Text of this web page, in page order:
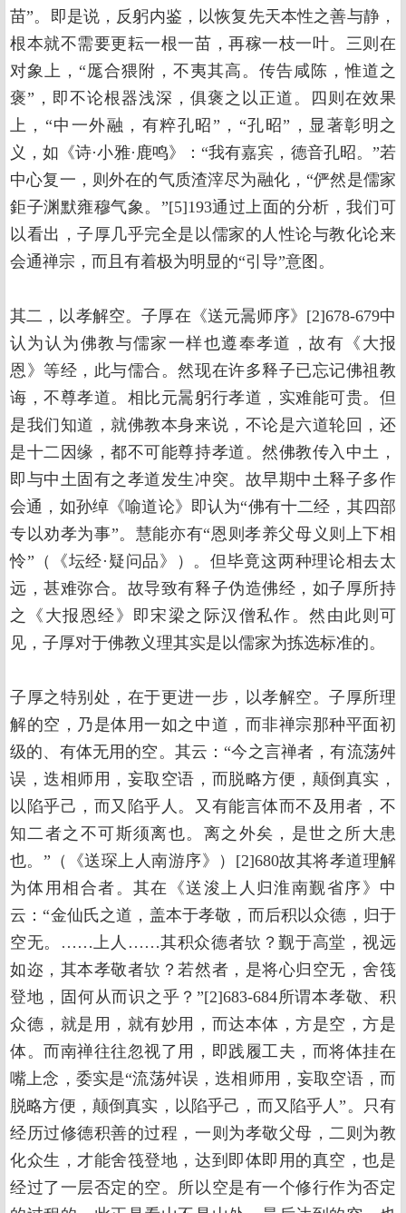
苗”。即是说，反躬内鉴，以恢复先天本性之善与静，
根本就不需要更耘一根一苗，再稼一枝一叶。三则在
对象上，“厖合猥附，不夷其高。传告咸陈，惟道之
褒”，即不论根器浅深，俱褒之以正道。四则在效果
上，“中一外融，有粹孔昭”，“孔昭”，显著彰明之
义，如《诗·小雅·鹿鸣》：“我有嘉宾，德音孔昭。”若
中心复一，则外在的气质渣滓尽为融化，“俨然是儒家
鉅子渊默雍穆气象。”[5]193通过上面的分析，我们可
以看出，子厚几乎完全是以儒家的人性论与教化论来
会通禅宗，而且有着极为明显的“引导”意图。
其二，以孝解空。子厚在《送元暠师序》[2]678-679中
认为认为佛教与儒家一样也遵奉孝道，故有《大报
恩》等经，此与儒合。然现在许多释子已忘记佛祖教
诲，不尊孝道。相比元暠躬行孝道，实难能可贵。但
是我们知道，就佛教本身来说，不论是六道轮回，还
是十二因缘，都不可能尊持孝道。然佛教传入中土，
即与中土固有之孝道发生冲突。故早期中土释子多作
会通，如孙绰《喻道论》即认为“佛有十二经，其四部
专以劝孝为事”。慧能亦有“恩则孝养父母义则上下相
怜”（《坛经·疑问品》）。但毕竟这两种理论相去太
远，甚难弥合。故导致有释子伪造佛经，如子厚所持
之《大报恩经》即宋梁之际汉僧私作。然由此则可
见，子厚对于佛教义理其实是以儒家为拣选标准的。
子厚之特别处，在于更进一步，以孝解空。子厚所理
解的空，乃是体用一如之中道，而非禅宗那种平面初
级的、有体无用的空。其云：“今之言禅者，有流荡舛
误，迭相师用，妄取空语，而脱略方便，颠倒真实，
以陷乎己，而又陷乎人。又有能言体而不及用者，不
知二者之不可斯须离也。离之外矣，是世之所大患
也。”（《送琛上人南游序》）[2]680故其将孝道理解
为体用相合者。其在《送浚上人归淮南觐省序》中
云：“金仙氏之道，盖本于孝敬，而后积以众德，归于
空无。……上人……其积众德者欤？觐于高堂，视远
如迩，其本孝敬者欤？若然者，是将心归空无，舍筏
登地，固何从而识之乎？”[2]683-684所谓本孝敬、积
众德，就是用，就有妙用，而达本体，方是空，方是
体。而南禅往往忽视了用，即践履工夫，而将体挂在
嘴上念，委实是“流荡舛误，迭相师用，妄取空语，而
脱略方便，颠倒真实，以陷乎己，而又陷乎人”。只有
经历过修德积善的过程，一则为孝敬父母，二则为教
化众生，才能舍筏登地，达到即体即用的真空，也是
经过了一层否定的空。所以空是有一个修行作为否定